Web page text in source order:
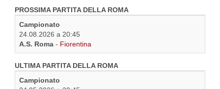
PROSSIMA PARTITA DELLA ROMA
Campionato
24.08.2026 a 20:45
A.S. Roma - Fiorentina
ULTIMA PARTITA DELLA ROMA
Campionato